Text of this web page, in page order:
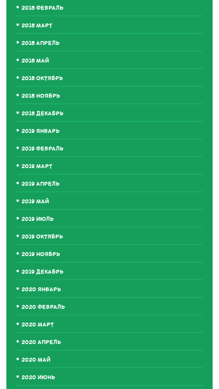
2018 ФЕВРАЛЬ
2018 МАРТ
2018 АПРЕЛЬ
2018 МАЙ
2018 ОКТЯБРЬ
2018 НОЯБРЬ
2018 ДЕКАБРЬ
2019 ЯНВАРЬ
2019 ФЕВРАЛЬ
2019 МАРТ
2019 АПРЕЛЬ
2019 МАЙ
2019 ИЮЛЬ
2019 ОКТЯБРЬ
2019 НОЯБРЬ
2019 ДЕКАБРЬ
2020 ЯНВАРЬ
2020 ФЕВРАЛЬ
2020 МАРТ
2020 АПРЕЛЬ
2020 МАЙ
2020 ИЮНЬ